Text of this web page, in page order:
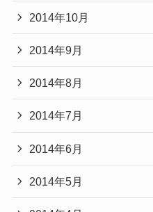
2014年10月
2014年9月
2014年8月
2014年7月
2014年6月
2014年5月